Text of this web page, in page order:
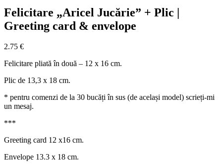
Felicitare „Aricel Jucărie” + Plic |
Greeting card & envelope
2.75 €
Felicitare pliată în două – 12 x 16 cm.
Plic de 13,3 x 18 cm.
* pentru comenzi de la 30 bucăți în sus (de același model) scrieți-mi
un mesaj.
***
Greeting card 12 x16 cm.
Envelope 13.3 x 18 cm.